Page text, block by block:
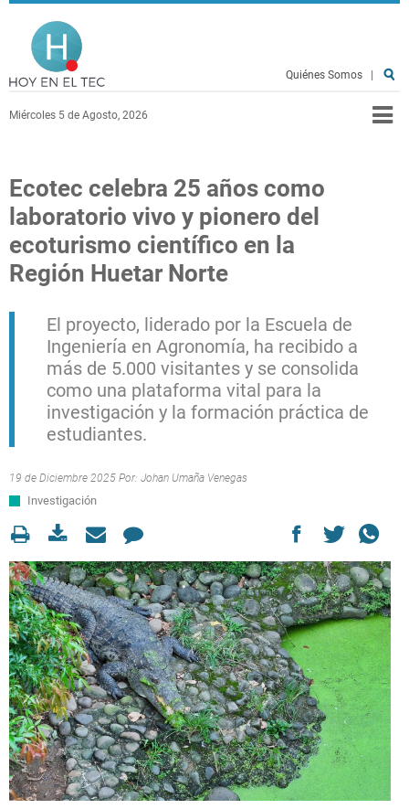
Pasar al contenido principal
Miércoles 5 de Agosto, 2026
Quiénes Somos
Ecotec celebra 25 años como
laboratorio vivo y pionero del
ecoturismo científico en la
Región Huetar Norte
El proyecto, liderado por la Escuela de
Ingeniería en Agronomía, ha recibido a
más de 5.000 visitantes y se consolida
como una plataforma vital para la
investigación y la formación práctica de
estudiantes.
19 de Diciembre 2025 Por: Johan Umaña Venegas
Investigación